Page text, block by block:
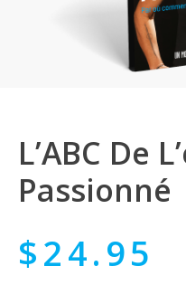
L’ABC De
Passionné
$24.95